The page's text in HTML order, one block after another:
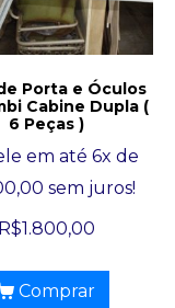
Porta e Óculos
Cabine Dupla (
6 Peças )
em até 6x de
sem juros!
R$1.800,00
Comprar